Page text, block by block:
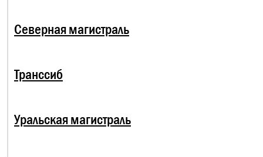
Северная магистраль
Транссиб
Уральская магистраль